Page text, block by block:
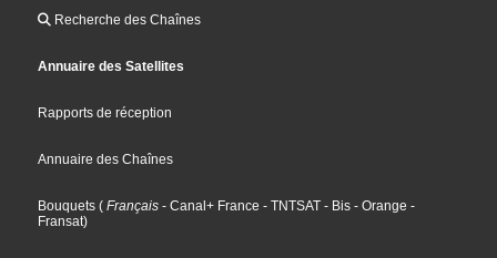
Recherche des Chaînes
Annuaire des Satellites
Rapports de réception
Annuaire des Chaînes
Bouquets ( Français - Canal+ France - TNTSAT - Bis - Orange -
Fransat)